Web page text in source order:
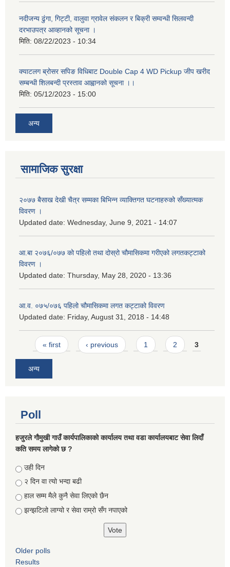
नदीजन्य ढुंगा, गिट्टी, वालुवा ग्रावेल संकलन र बिक्री सम्वन्धी सिलवन्दी
दरभाउपत्र आव्हानको सूचना ।
मिति: 08/22/2023 - 10:34
क्याटलग ब्रोसर सपिङ विधिबाट Double Cap 4 WD Pickup जीप खरीद
सम्बन्धी शिलबन्दी प्रस्ताव आह्वानको सूचना ।।
मिति: 05/12/2023 - 15:00
अन्य
सामाजिक सुरक्षा
२०७७ बैसाख देखी चैत्र सम्मका बिभिन्न व्याक्तिगत घटनाहरुको सँख्यात्मक
विवरण ।
Updated date: Wednesday, June 9, 2021 - 14:07
आ.बा २०७६/०७७ को पहिलो तथा दोस्रो चौमासिकमा गरीएको लगतकट्टाको
विवरण ।
Updated date: Thursday, May 28, 2020 - 13:36
आ.व. ०७५/०७६ पहिलो चौमासिकमा लगत कट्टाको विवरण
Updated date: Friday, August 31, 2018 - 14:48
Pages
« first ‹ previous 1 2 3
अन्य
Poll
हजुरले गौमुखी गाउँ कार्यपालिकाको कार्यालय तथा वडा कार्यालयबाट सेवा लिदाँ
कति समय लागेको छ ?
Choices
उही दिन
२ दिन वा त्यो भन्दा बढी
हाल सम्म मैले कुनै सेवा लिएको छैन
झन्झटिलो लाग्यो र सेवा राम्रो सँग नपाएको
Older polls
Results